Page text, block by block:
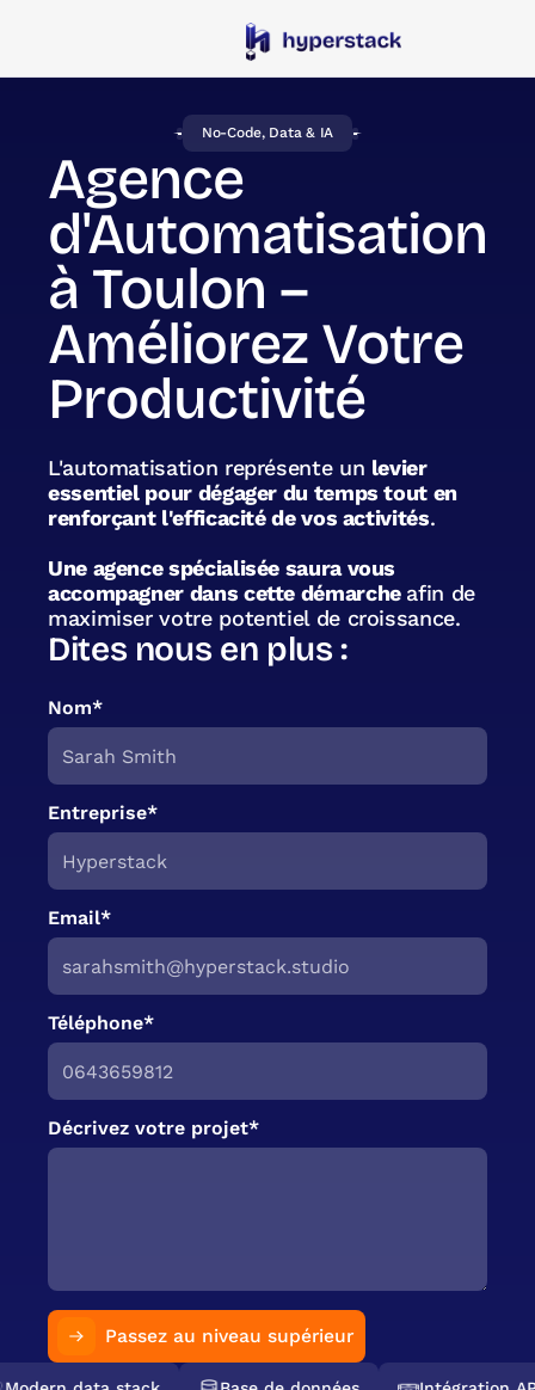
No-Code, Data & IA
Agence
d'Automatisation
à Toulon –
Améliorez Votre
Productivité
L'automatisation représente un levier
essentiel pour dégager du temps tout en
renforçant l'efficacité de vos activités.
Une agence spécialisée saura vous
accompagner dans cette démarche afin de
maximiser votre potentiel de croissance.
Dites nous en plus :
Nom*
Entreprise*
Email*
Téléphone*
Décrivez votre projet*
Passez au niveau supérieur